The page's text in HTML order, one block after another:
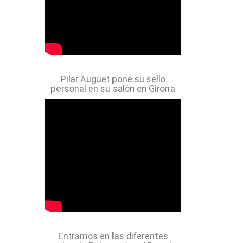
Pilar Auguet pone su sello
personal en su salón en Girona
Entramos en las diferentes